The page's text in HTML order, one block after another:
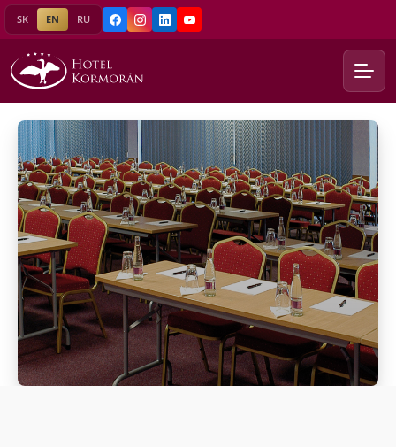
SK EN RU FacebookInstagram
LinkedInYouTube